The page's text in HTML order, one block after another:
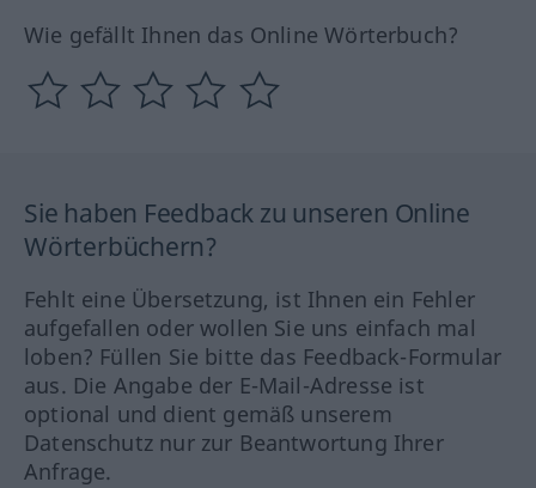
Wie gefällt Ihnen das Online Wörterbuch?
Sie haben Feedback zu unseren Online
Wörterbüchern?
Fehlt eine Übersetzung, ist Ihnen ein Fehler
aufgefallen oder wollen Sie uns einfach mal
loben? Füllen Sie bitte das Feedback-Formular
aus. Die Angabe der E-Mail-Adresse ist
optional und dient gemäß unserem
Datenschutz nur zur Beantwortung Ihrer
Anfrage.